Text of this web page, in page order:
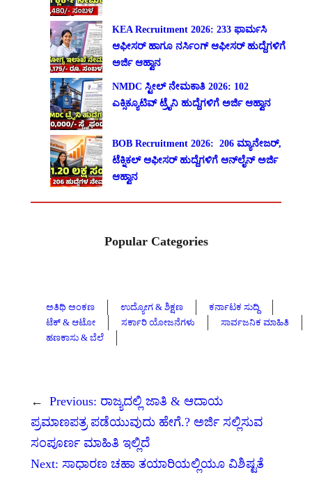
KEA Recruitment 2026: 233 ಫಾರ್ಮಸಿ
ಆಫೀಸರ್ ಹಾಗೂ ನರ್ಸಿಂಗ್ ಆಫೀಸರ್ ಹುದ್ದೆಗಳಿಗೆ
ಅರ್ಜಿ ಆಹ್ವಾನ
NMDC ಸ್ಟೀಲ್ ನೇಮಕಾತಿ 2026: 102
ಎಕ್ಸಿಕ್ಯೂಟಿವ್ ಟ್ರೈನಿ ಹುದ್ದೆಗಳಿಗೆ ಅರ್ಜಿ ಆಹ್ವಾನ
BOB Recruitment 2026: 206 ಮ್ಯಾನೇಜರ್,
ಟೆಕ್ನಿಕಲ್ ಆಫೀಸರ್ ಹುದ್ದೆಗಳಿಗೆ ಆನ್‌ಲೈನ್ ಅರ್ಜಿ
ಆಹ್ವಾನ
Popular Categories
ಅತಿಥಿ ಅಂಕಣ ಉದ್ಯೋಗ & ಶಿಕ್ಷಣ
ಕರ್ನಾಟಕ ಸುದ್ದಿ
ಟೆಕ್ & ಆಟೋ
ಸರ್ಕಾರಿ ಯೋಜನೆಗಳು
ಸಾರ್ವಜನಿಕ ಮಾಹಿತಿ
ಹಣಕಾಸು & ಬೆಲೆ
← Previous: ರಾಜ್ಯದಲ್ಲಿ ಜಾತಿ & ಆದಾಯ
ಪ್ರಮಾಣಪತ್ರ ಪಡೆಯುವುದು ಹೇಗೆ.? ಅರ್ಜಿ ಸಲ್ಲಿಸುವ
ಸಂಪೂರ್ಣ ಮಾಹಿತಿ ಇಲ್ಲಿದೆ
Next: ಸಾಧಾರಣ ಚಹಾ ತಯಾರಿಯಲ್ಲಿಯೂ ವಿಶಿಷ್ಟತೆ